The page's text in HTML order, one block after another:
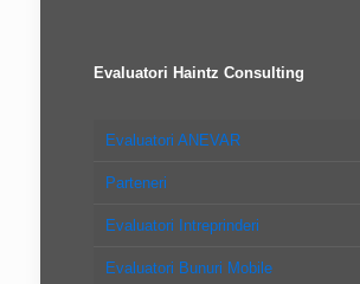
Evaluatori Haintz Consulting
Evaluatori ANEVAR
Parteneri
Evaluatori Intreprinderi
Evaluatori Bunuri Mobile